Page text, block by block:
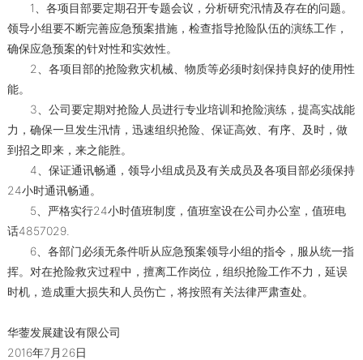
1、各项目部要定期召开专题会议，分析研究汛情及存在的问题。
领导小组要不断完善应急预案措施，检查指导抢险队伍的演练工作，
确保应急预案的针对性和实效性。
2、各项目部的抢险救灾机械、物质等必须时刻保持良好的使用性
能。
3、公司要定期对抢险人员进行专业培训和抢险演练，提高实战能
力，确保一旦发生汛情，迅速组织抢险、保证高效、有序、及时，做
到招之即来，来之能胜。
4、保证通讯畅通，领导小组成员及有关成员及各项目部必须保持
24小时通讯畅通。
5、严格实行24小时值班制度，值班室设在公司办公室，值班电
话4857029.
6、各部门必须无条件听从应急预案领导小组的指令，服从统一指
挥。对在抢险救灾过程中，擅离工作岗位，组织抢险工作不力，延误
时机，造成重大损失和人员伤亡，将按照有关法律严肃查处。
华蓥发展建设有限公司
2016年7月26日